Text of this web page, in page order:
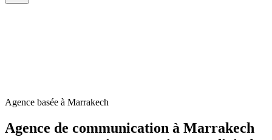
Agence basée à Marrakech
Agence de communication à Marrakech